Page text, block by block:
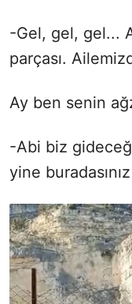
-Gel, gel, gel...
parçası.
Ay ben senin
-Abi biz
yine